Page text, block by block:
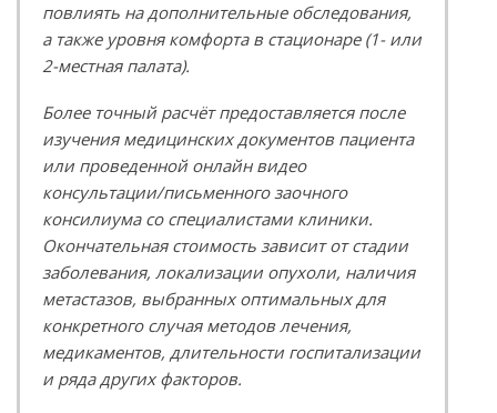
повлиять на дополнительные обследования,
а также уровня комфорта в стационаре (1- или
2-местная палата).
Более точный расчёт предоставляется после
изучения медицинских документов пациента
или проведенной онлайн видео
консультации/письменного заочного
консилиума со специалистами клиники.
Окончательная стоимость зависит от стадии
заболевания, локализации опухоли, наличия
метастазов, выбранных оптимальных для
конкретного случая методов лечения,
медикаментов, длительности госпитализации
и ряда других факторов.